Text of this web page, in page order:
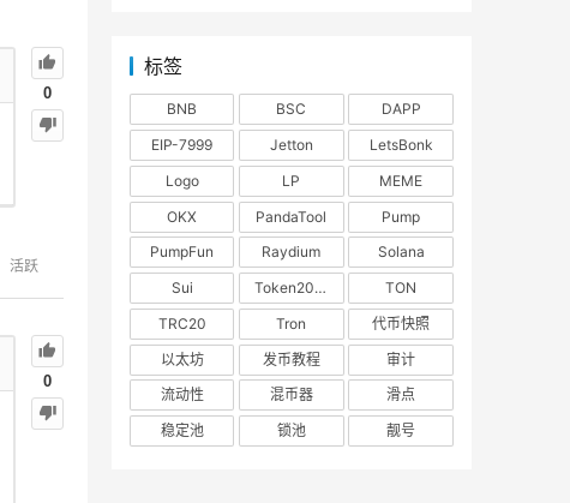
0
活跃
0
标签
BNB BSC
DAPP
EIP-7999
Jetton
LetsBonk
Logo
LP
MEME
OKX
PandaTool
Pump
PumpFun
Raydium
Solana
Sui
Token2022
TON
TRC20
Tron
代币快照
以太坊
发币教程
审计
流动性
混币器
滑点
稳定池
锁池 靓号